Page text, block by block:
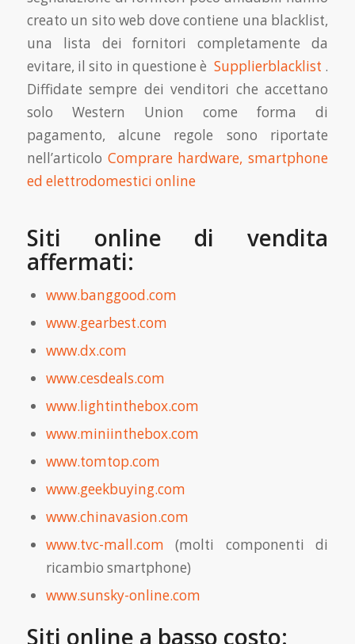
creato un sito web dove contiene una blacklist,
una lista dei fornitori completamente da
evitare, il sito in questione èSupplierblacklist .
Diffidate sempre dei venditori che accettano
solo Western Union come forma di
pagamento, alcune regole sono riportate
nell’articolo Comprare hardware, smartphone
ed elettrodomestici online
Siti online di vendita
affermati:
www.banggood.com
www.gearbest.com
www.dx.com
www.cesdeals.com
www.lightinthebox.com
www.miniinthebox.com
www.tomtop.com
www.geekbuying.com
www.chinavasion.com
www.tvc-mall.com (molti componenti di
ricambio smartphone)
www.sunsky-online.com
Siti online a basso costo: